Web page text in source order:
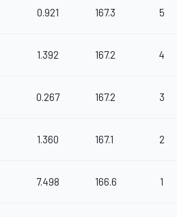
0.921 167.3 5
1.392 167.2 4
0.267 167.2 3
1.360 167.1 2
7.498 166.6 1